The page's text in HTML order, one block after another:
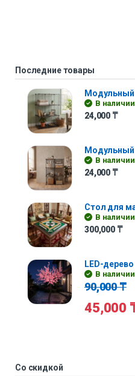
Последние товары
Модульный
В наличии
24,000 ₸
Модульный
В наличии
24,000 ₸
Стол для
В наличии
300,000 ₸
LED-
В наличии
90,000₸
45,000
Со скидкой